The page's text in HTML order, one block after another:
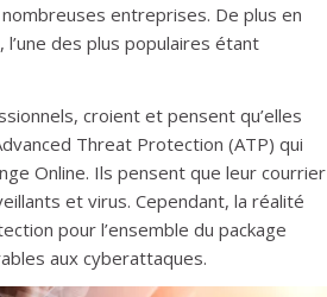
entreprises. De plus en
des plus populaires étant
croient et pensent qu’elles
Threat Protection (ATP) qui
Online. Ils pensent que leur courrier
et virus. Cependant, la réalité
pour l’ensemble du package
aux cyberattaques.